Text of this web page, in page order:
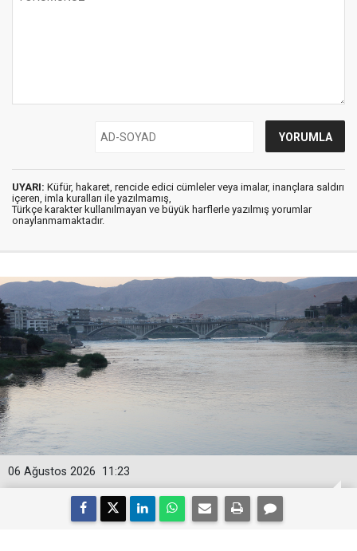
UYARI: Küfür, hakaret, rencide edici cümleler veya imalar, inançlara saldırı
içeren, imla kuralları ile yazılmamış,
Türkçe karakter kullanılmayan ve büyük harflerle yazılmış yorumlar
onaylanmamaktadır.
11:23
06 Ağustos 2026